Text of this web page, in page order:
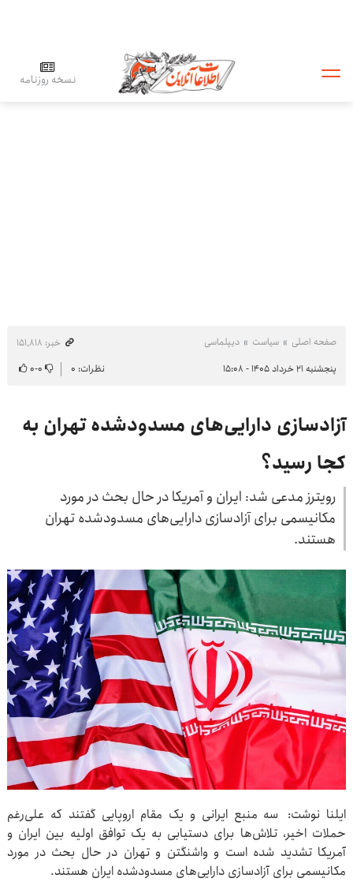
نسخه روزنامه
صفحه اصلی سیاست دیپلماسی
خبر: ۱۵۱٬۸۱۸
پنجشنبه ۲۱ خرداد ۱۴۰۵ - ۱۵:۰۸
نظرات: ۰ ۰-۰
آزادسازی دارایی‌های مسدودشده تهران به
کجا رسید؟
رویترز مدعی شد: ایران و آمریکا در حال بحث در مورد
مکانیسمی برای آزادسازی دارایی‌های مسدودشده تهران
هستند.
ایلنا نوشت: سه منبع ایرانی و یک مقام اروپایی گفتند که علی‌رغم
حملات اخیر، تلاش‌ها برای دستیابی به یک توافق اولیه بین ایران و
آمریکا تشدید شده است و واشنگتن و تهران در حال بحث در مورد
مکانیسمی برای آزادسازی دارایی‌های مسدودشده ایران هستند.